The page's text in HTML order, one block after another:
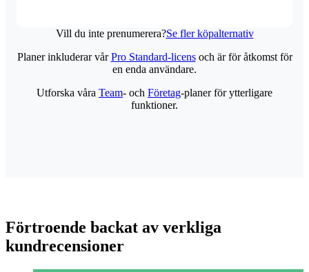
Vill du inte prenumerera?Se fler köpalternativ
Planer inkluderar vårPro Standard-licensoch är för åtkomst för
en enda användare.
Utforska våra Team- och Företag-planer för ytterligare
funktioner.
Förtroende backat av verkliga
kundrecensioner